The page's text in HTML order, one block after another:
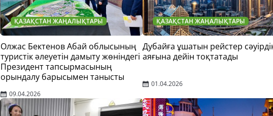
ҚАЗАҚСТАН ЖАҢАЛЫҚТАРЫ
Олжас Бектенов Абай облысының
туристік әлеуетін дамыту жөніндегі
Президент тапсырмасының
орындалу барысымен танысты
09.04.2026
ҚАЗАҚСТАН ЖАҢАЛЫҚТАРЫ
Дубайға ұшатын рейстер
аяғына дейін тоқтатады
01.04.2026